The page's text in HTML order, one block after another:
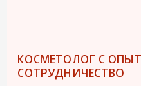
КОСМЕТОЛОГ С
СОТРУДНИЧЕСТВО